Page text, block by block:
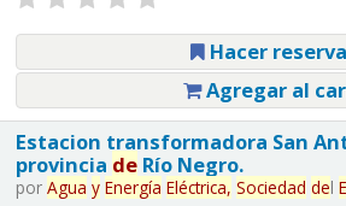
Hacer reserva
Agregar al
Estacion transformadora San
provincia deRío Negro.
por Agua y Energía Eléctrica, Sociedad del